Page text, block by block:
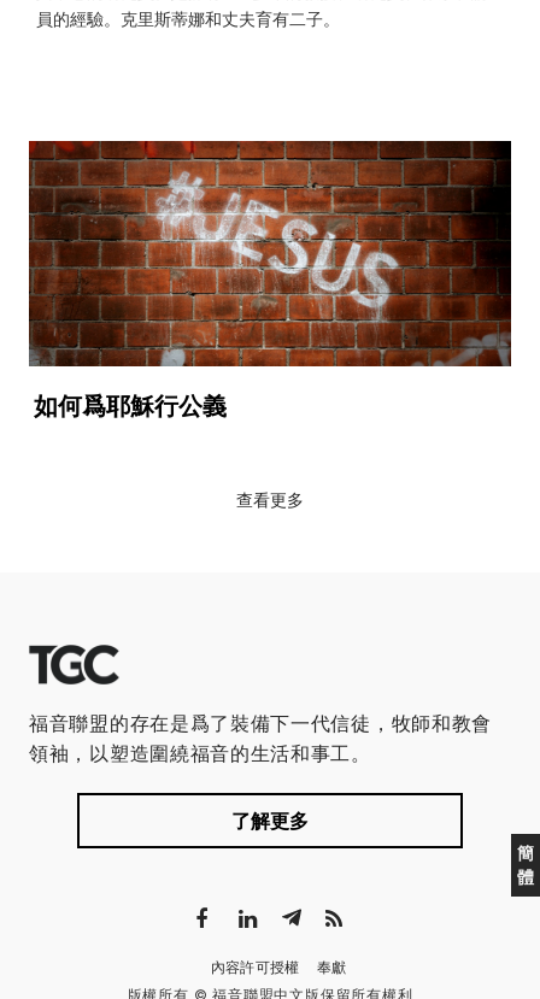
員的經驗。克里斯蒂娜和丈夫育有二子。
如何爲耶穌行公義
查看更多
簡
體
福音聯盟的存在是爲了裝備下一代信徒，牧師和教會
領袖，以塑造圍繞福音的生活和事工。
了解更多
內容許可授權
奉獻
版權所有 © 福音聯盟中文版保留所有權利